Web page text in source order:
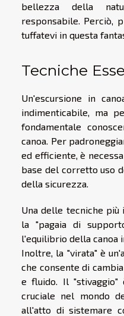
bellezza della
responsabile. Perciò,
tuffatevi in questa
Tecniche
Un'escursione in
indimenticabile, ma
fondamentale
canoa. Per
ed efficiente, è
base del corretto uso
della sicurezza.
Una delle tecniche
la "pagaia di
l'equilibrio della canoa
Inoltre, la "virata" è
che consente di
e fluido. Il
cruciale nel mondo
all'atto di sistemare